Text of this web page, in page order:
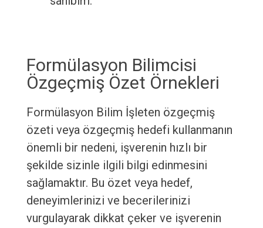
Formülasyon Bilimcisi
Özgeçmiş Özet Örnekleri
Formülasyon Bilim İşleten özgeçmiş
özeti veya özgeçmiş hedefi kullanmanın
önemli bir nedeni, işverenin hızlı bir
şekilde sizinle ilgili bilgi edinmesini
sağlamaktır. Bu özet veya hedef,
deneyimlerinizi ve becerilerinizi
vurgulayarak dikkat çeker ve işverenin